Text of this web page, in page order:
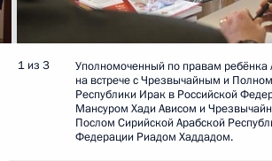
1 из 3
Уполномоченный по правам ребёнка
на встрече с Чрезвычайным и
Республики Ирак в Российской
Мансуром Хади Ависом и
Послом Сирийской Арабской
Федерации Риадом Хаддадом.